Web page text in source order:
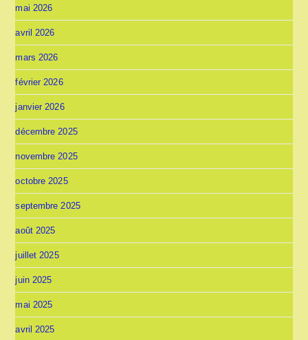
mai 2026
avril 2026
mars 2026
février 2026
janvier 2026
décembre 2025
novembre 2025
octobre 2025
septembre 2025
août 2025
juillet 2025
juin 2025
mai 2025
avril 2025